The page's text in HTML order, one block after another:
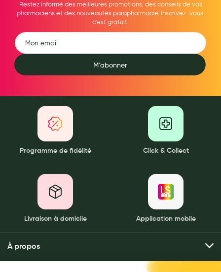
Mon bébé
Couches
Laits infantiles
Accessoires bébé
Alimentation
Soins maman
Tisanes allaitement et compléments alimentaires
maternité
Nature
Restez informé des meilleures promotions, des conseils de vos
pharmaciens et des nouveautés parapharmacie. Inscrivez-vous,
c'est gratuit.
M'abonner
Programme de fidélité Click & Collect
Livraison à domicile Application mobile
À propos
Qui sommes-nous ?